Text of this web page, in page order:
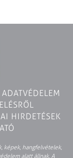
ADATVÉDELEM
HIRDETÉSEK
képek, hangfelvételek,
alatt állnak. A